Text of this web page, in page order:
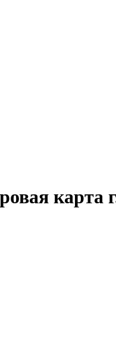
карта